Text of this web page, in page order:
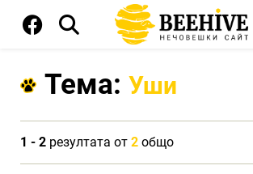
Тема: Уши
1 - 2 резултата от 2 общо